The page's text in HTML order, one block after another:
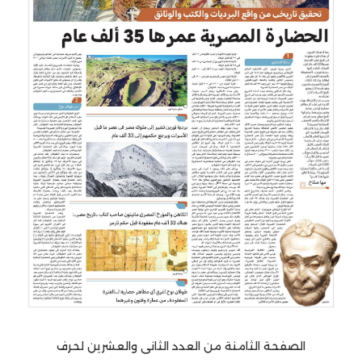
الصفحة الثامنة من العدد الثانى والعشرين لحرف